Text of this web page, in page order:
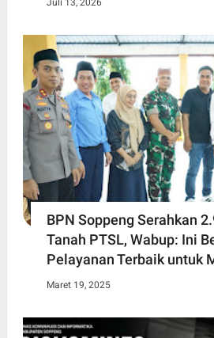
Juli 13, 2026
BPN Soppeng Serahkan
Tanah PTSL, Wabup: Ini
Pelayanan Terbaik untuk
Maret 19, 2025